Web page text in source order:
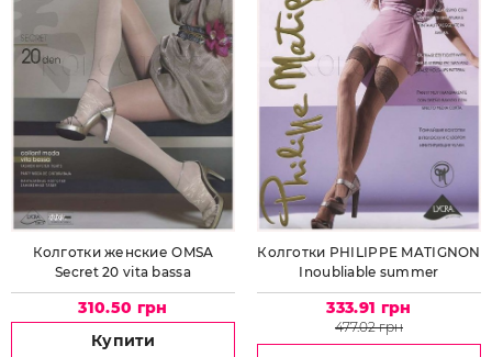
Колготки женские OMSA
Secret 20 vita bassa
310.50 грн
Купити
Колготки PHILIPPE MATIGNON
Inoubliable summer
333.91 грн
477.02 грн